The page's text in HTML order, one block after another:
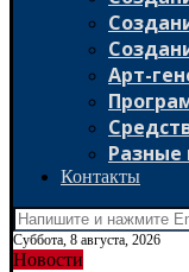
Арт-
Разные
Контакты
Суббота, 8 августа, 2026
Новости